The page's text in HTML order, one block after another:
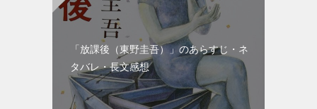
「放課後（東野圭吾）」のあらすじ・ネ
タバレ・長文感想